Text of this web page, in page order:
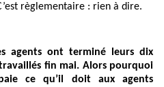
règlementaire : rien à dire.
agents ont terminé leurs dix
fin mai. Alors pourquoi
ce qu’il doit aux agents